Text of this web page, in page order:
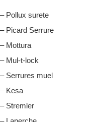
– Pollux surete
– Picard Serrure
– Mottura
– Mul-t-lock
– Serrures muel
– Kesa
– Stremler